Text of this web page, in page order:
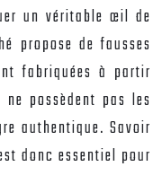
un véritable œil de
propose de fausses
fabriquées à partir
possèdent pas les
authentique. Savoir
donc essentiel pour